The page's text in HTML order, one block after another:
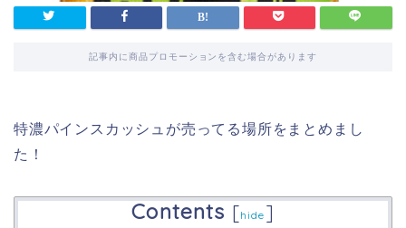
記事内に商品プロモーションを含む場合があります
特濃パインスカッシュが売ってる場所をまとめまし
た！
Contents [hide ]